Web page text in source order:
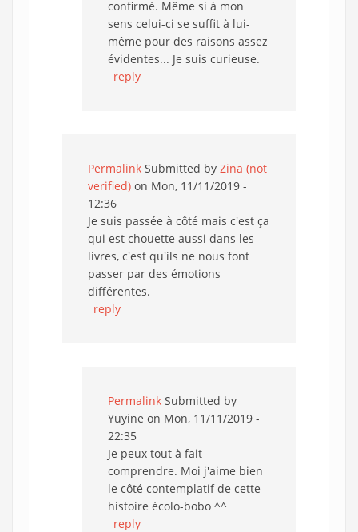
confirmé. Même si à mon
sens celui-ci se suffit à lui-
même pour des raisons assez
évidentes... Je suis curieuse.
reply
Permalink Submitted by Zina (not
verified) on Mon, 11/11/2019 -
12:36
Je suis passée à côté mais c'est ça
qui est chouette aussi dans les
livres, c'est qu'ils ne nous font
passer par des émotions
différentes.
reply
Permalink Submitted by
Yuyine on Mon, 11/11/2019 -
22:35
Je peux tout à fait
comprendre. Moi j'aime bien
le côté contemplatif de cette
histoire écolo-bobo ^^
reply